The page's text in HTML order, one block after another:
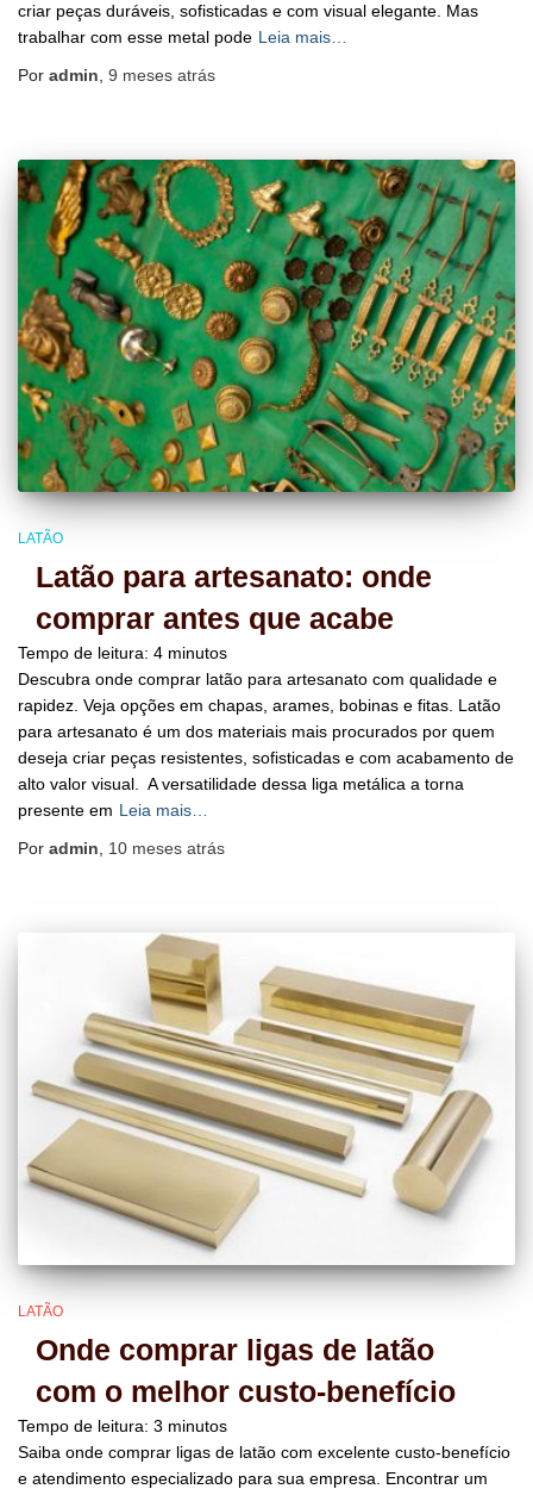
criar peças duráveis, sofisticadas e com visual elegante. Mas
trabalhar com esse metal pode Leia mais…
Por admin, 9 meses atrás
LATÃO
Latão para artesanato: onde
comprar antes que acabe
Tempo de leitura: 4 minutos
Descubra onde comprar latão para artesanato com qualidade e
rapidez. Veja opções em chapas, arames, bobinas e fitas. Latão
para artesanato é um dos materiais mais procurados por quem
deseja criar peças resistentes, sofisticadas e com acabamento de
alto valor visual. A versatilidade dessa liga metálica a torna
presente em Leia mais…
Por admin 10 meses atrás
LATÃO
Onde comprar ligas de latão
com o melhor custo-benefício
Tempo de leitura: 3 minutos
Saiba onde comprar ligas de latão com excelente custo-benefício
e atendimento especializado para sua empresa. Encontrar um